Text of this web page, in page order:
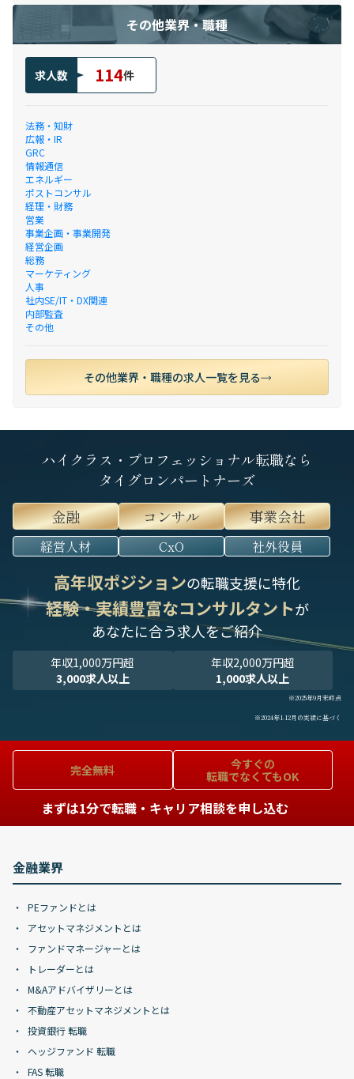
その他業界・職種
求人数 114件
法務・知財
広報・IR
GRC
情報通信
エネルギー
ポストコンサル
経理・財務
営業
事業企画・事業開発
経営企画
総務
マーケティング
人事
社内SE/IT・DX関連
内部監査
その他
その他業界・職種の求人一覧を見る
ハイクラス・プロフェッショナル転職なら
タイグロンパートナーズ
金融
コンサル 事業会社
経営人材 CxO 社外役員
高年収ポジションの転職支援に特化
経験・実績豊富なコンサルタントが
あなたに合う求人をご紹介
年収1,000万円超
3,000求人以上
年収2,000万円超
1,000求人以上
※2025年9月末時点
※2024年1-12月の実績に基づく
完全無料
今すぐの
転職でなくてもOK
まずは1分で転職・キャリア相談を申し込む
金融業界
PEファンドとは
アセットマネジメントとは
ファンドマネージャーとは
トレーダーとは
M&Aアドバイザリーとは
不動産アセットマネジメントとは
投資銀行 転職
ヘッジファンド 転職
FAS 転職